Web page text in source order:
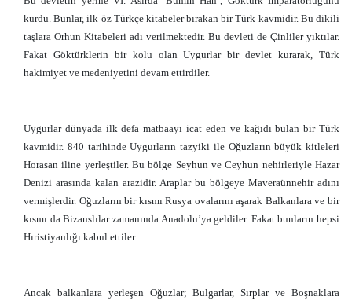
kurdu. Bunlar, ilk öz Türkçe kitabeler bırakan bir Türk kavmidir. Bu dikili
taşlara Orhun Kitabeleri adı verilmektedir. Bu devleti de Çinliler yıktılar.
Fakat Göktürklerin bir kolu olan Uygurlar bir devlet kurarak, Türk
hakimiyet ve medeniyetini devam ettirdiler.
Uygurlar dünyada ilk defa matbaayı icat eden ve kağıdı bulan bir Türk
kavmidir. 840 tarihinde Uygurların tazyiki ile Oğuzların büyük kitleleri
Horasan iline yerleştiler. Bu bölge Seyhun ve Ceyhun nehirleriyle Hazar
Denizi arasında kalan arazidir. Araplar bu bölgeye Maveraünnehir adını
vermişlerdir. Oğuzların bir kısmı Rusya ovalarını aşarak Balkanlara ve bir
kısmı da Bizanslılar zamanında Anadolu’ya geldiler. Fakat bunların hepsi
Hıristiyanlığı kabul ettiler.
Ancak balkanlara yerleşen Oğuzlar; Bulgarlar, Sırplar ve Boşnaklara